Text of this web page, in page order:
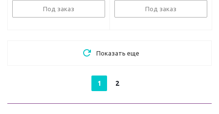
Под заказ Под заказ
Показать еще
1 2